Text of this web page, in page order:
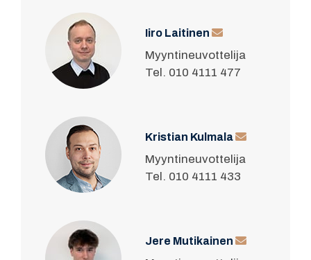
Iiro Laitinen
Myyntineuvottelija
Tel. 010 4111 477
Kristian Kulmala
Myyntineuvottelija
Tel. 010 4111 433
Jere Mutikainen